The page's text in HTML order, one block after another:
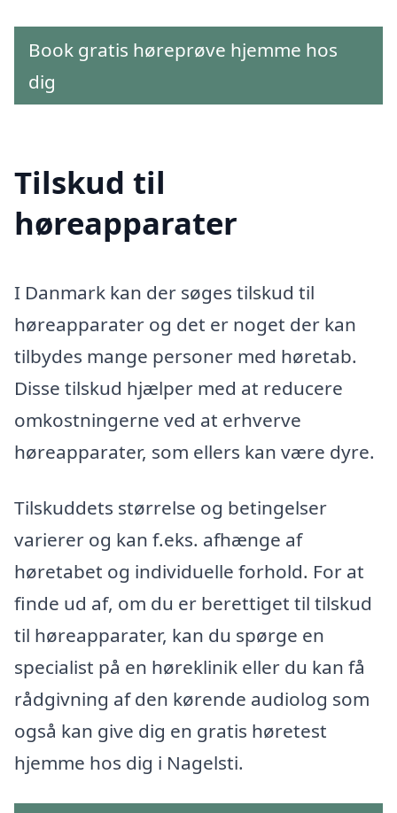
Book gratis høreprøve hjemme hos
dig
Tilskud til
høreapparater
I Danmark kan der søges tilskud til
høreapparater og det er noget der kan
tilbydes mange personer med høretab.
Disse tilskud hjælper med at reducere
omkostningerne ved at erhverve
høreapparater, som ellers kan være dyre.
Tilskuddets størrelse og betingelser
varierer og kan f.eks. afhænge af
høretabet og individuelle forhold. For at
finde ud af, om du er berettiget til tilskud
til høreapparater, kan du spørge en
specialist på en høreklinik eller du kan få
rådgivning af den kørende audiolog som
også kan give dig en gratis høretest
hjemme hos dig i Nagelsti.